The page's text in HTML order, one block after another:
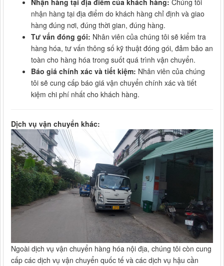
Nhận hàng tại địa điểm của khách hàng: Chúng tôi
nhận hàng tại địa điểm do khách hàng chỉ định và giao
hàng đúng nơi, đúng thời gian, đúng hàng.
Tư vấn đóng gói: Nhân viên của chúng tôi sẽ kiểm tra
hàng hóa, tư vấn thông số kỹ thuật đóng gói, đảm bảo an
toàn cho hàng hóa trong suốt quá trình vận chuyển.
Báo giá chính xác và tiết kiệm: Nhân viên của chúng
tôi sẽ cung cấp báo giá vận chuyển chính xác và tiết
kiệm chi phí nhất cho khách hàng.
Dịch vụ vận chuyển khác:
Ngoài dịch vụ vận chuyển hàng hóa nội địa, chúng tôi còn cung
cấp các dịch vụ vận chuyển quốc tế và các dịch vụ hậu cần